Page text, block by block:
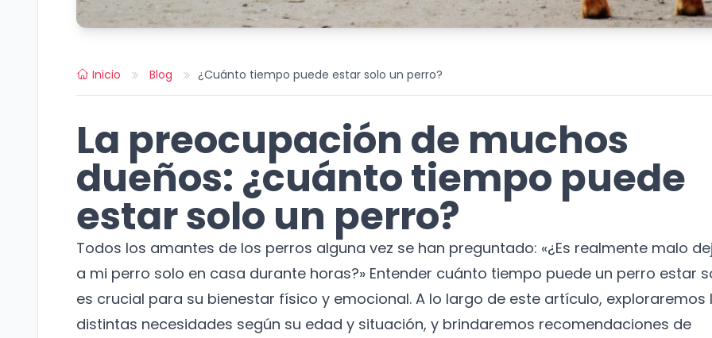
Inicio Blog ¿Cuánto tiempo puede estar solo un perro?
La preocupación de muchos
dueños: ¿cuánto tiempo puede
estar solo un perro?
Todos los amantes de los perros alguna vez se han preguntado: «¿Es realmente malo
a mi perro solo en casa durante horas?» Entender cuánto tiempo puede un perro estar
es crucial para su bienestar físico y emocional. A lo largo de este artículo, exploraremos
distintas necesidades según su edad y situación, y brindaremos recomendaciones de